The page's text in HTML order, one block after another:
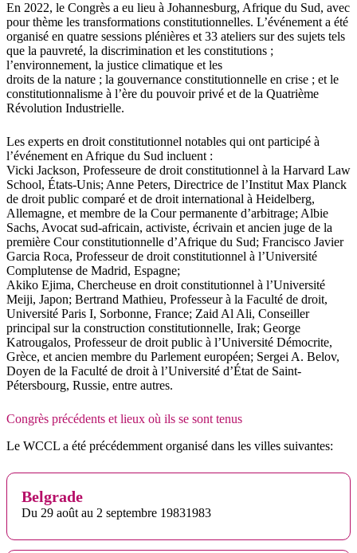
En 2022, le Congrès a eu lieu à Johannesburg, Afrique du Sud, avec
pour thème les transformations constitutionnelles. L’événement a été
organisé en quatre sessions plénières et 33 ateliers sur des sujets tels
que la pauvreté, la discrimination et les constitutions ;
l’environnement, la justice climatique et les
droits de la nature ; la gouvernance constitutionnelle en crise ; et le
constitutionnalisme à l’ère du pouvoir privé et de la Quatrième
Révolution Industrielle.
Les experts en droit constitutionnel notables qui ont participé à
l’événement en Afrique du Sud incluent :
Vicki Jackson, Professeure de droit constitutionnel à la Harvard Law
School, États-Unis; Anne Peters, Directrice de l’Institut Max Planck
de droit public comparé et de droit international à Heidelberg,
Allemagne, et membre de la Cour permanente d’arbitrage; Albie
Sachs, Avocat sud-africain, activiste, écrivain et ancien juge de la
première Cour constitutionnelle d’Afrique du Sud; Francisco Javier
Garcia Roca, Professeur de droit constitutionnel à l’Université
Complutense de Madrid, Espagne;
Akiko Ejima, Chercheuse en droit constitutionnel à l’Université
Meiji, Japon; Bertrand Mathieu, Professeur à la Faculté de droit,
Université Paris I, Sorbonne, France; Zaid Al Ali, Conseiller
principal sur la construction constitutionnelle, Irak; George
Katrougalos, Professeur de droit public à l’Université Démocrite,
Grèce, et ancien membre du Parlement européen; Sergei A. Belov,
Doyen de la Faculté de droit à l’Université d’État de Saint-
Pétersbourg, Russie, entre autres.
Congrès précédents et lieux où ils se sont tenus
Le WCCL a été précédemment organisé dans les villes suivantes:
Belgrade
Du 29 août au 2 septembre 19831983